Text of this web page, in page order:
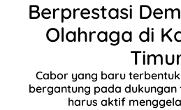
Berprestasi
Olahraga di
Cabor yang baru
bergantung pada
harus aktif